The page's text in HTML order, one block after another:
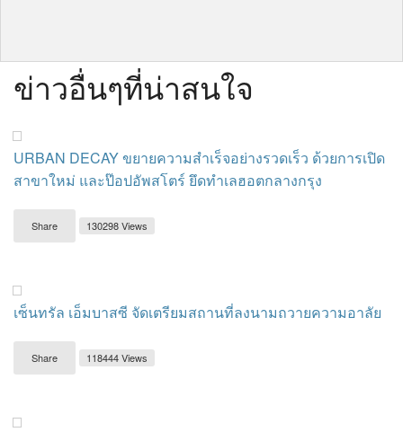
ข่าวอื่นๆที่น่าสนใจ
URBAN DECAY ขยายความสำเร็จอย่างรวดเร็ว ด้วยการเปิด
สาขาใหม่ และป๊อปอัพสโตร์ ยึดทำเลฮอตกลางกรุง
Share 130298 Views
เซ็นทรัล เอ็มบาสซี จัดเตรียมสถานที่ลงนามถวายความอาลัย
Share 118444 Views